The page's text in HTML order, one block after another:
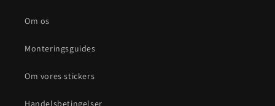
Om os
Monteringsguides
Om vores stickers